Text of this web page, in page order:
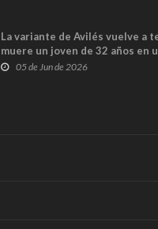
La variante de Avilés vuelve a
muere un joven de 32 años en
frontal
05 de Jun de 2026